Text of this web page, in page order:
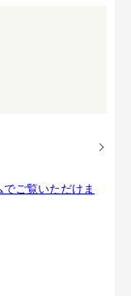
ご覧いただけま